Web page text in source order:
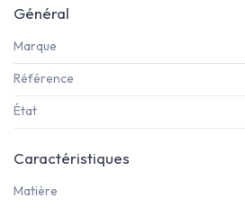
Général
Marque
Référence
État
Caractéristiques
Matière